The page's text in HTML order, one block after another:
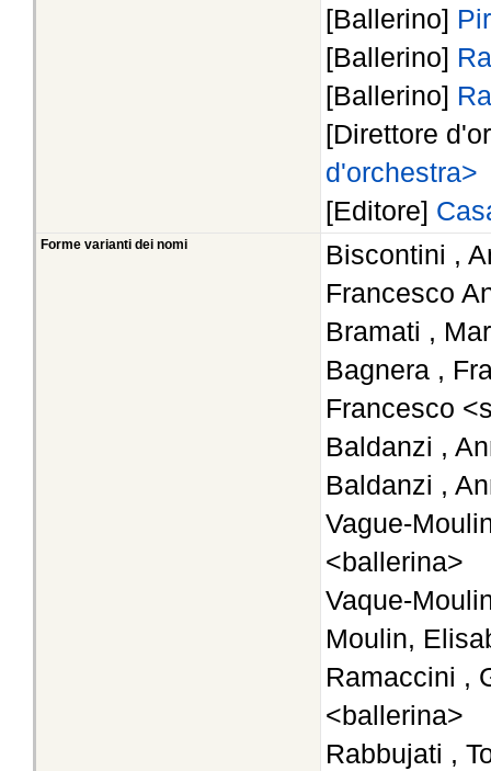
[Ballerino]
[Ballerino]
[Ballerino]
[Direttore
d'orchestra>
[Editore]
Forme varianti dei nomi
Biscontini ,
Francesco
Bramati ,
Bagnera ,
Francesco
Baldanzi ,
Baldanzi ,
Vague-
<ballerina>
Vaque-
Moulin,
Ramaccini ,
<ballerina>
Rabbujati ,